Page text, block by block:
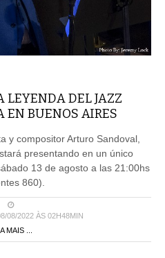
LEYENDA DEL JAZZ
EN BUENOS AIRES
y compositor Arturo Sandoval,
presentando en un único
13 de agosto a las 21:00hs
860).
08/2022 ÀS 02H48MIN
MAIS ...